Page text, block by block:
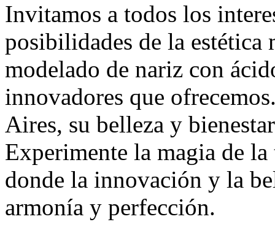
Invitamos a todos los
posibilidades de la estética
modelado de nariz con
innovadores que
Aires, su belleza y
Experimente la magia de
donde la innovación y la
armonía y perfección.